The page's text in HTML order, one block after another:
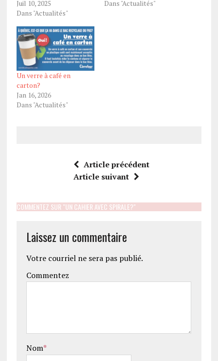
Juil 10, 2025
Dans "Actualités"
Dans "Actualités"
Un verre à café en
carton?
Jan 16, 2026
Dans "Actualités"
Article précédent
Article suivant
COMMENTEZ SUR "UN CAHIER AVEC SPIRALE?"
Laissez un commentaire
Votre courriel ne sera pas publié.
Commentez
Nom*